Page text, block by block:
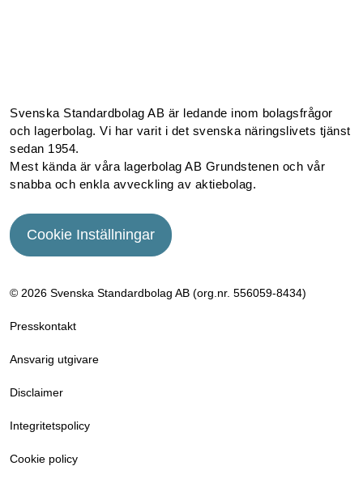
Svenska Standardbolag AB är ledande inom bolagsfrågor
och lagerbolag. Vi har varit i det svenska näringslivets tjänst
sedan 1954.
Mest kända är våra lagerbolag AB Grundstenen och vår
snabba och enkla avveckling av aktiebolag.
Cookie Inställningar
© 2026 Svenska Standardbolag AB (org.nr. 556059­-8434)
Presskontakt
Ansvarig utgivare
Disclaimer
Integritetspolicy
Cookie policy